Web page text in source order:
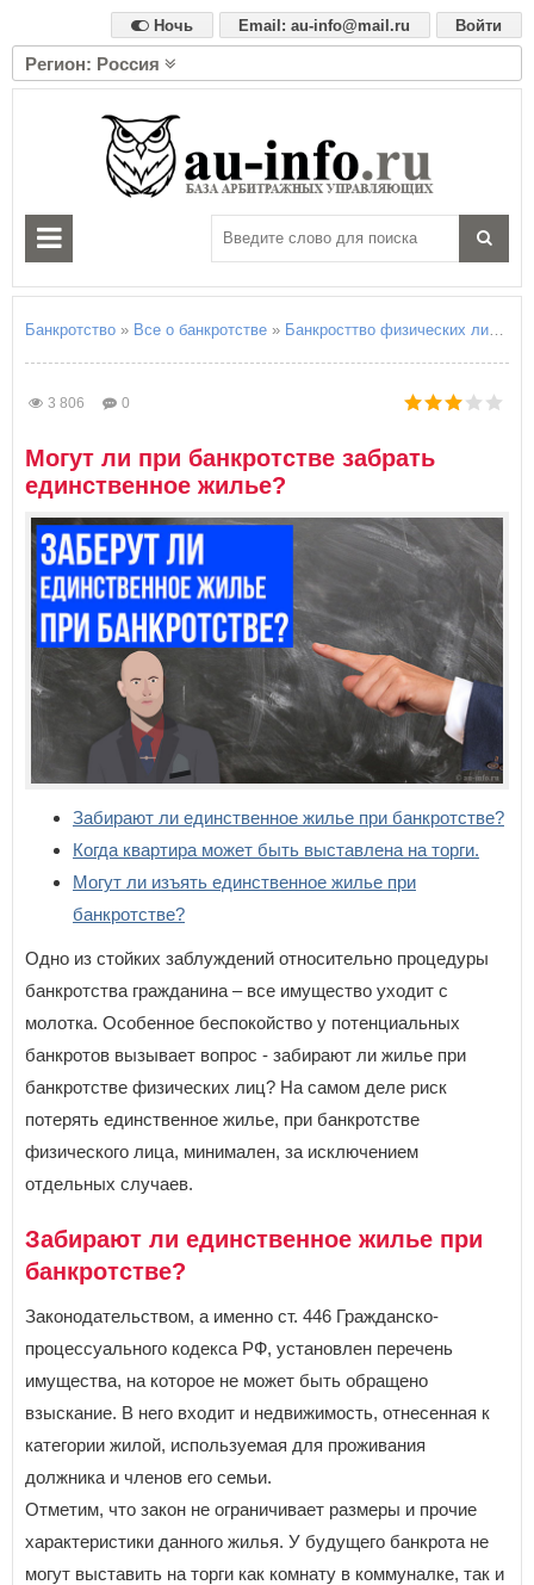
Войти
Email: au-info@mail.ru
Ночь
Регион: Россия
Алтайский край
Амурская область
Архангельская область
Астраханская область
Б
Белгородская область
В
Владимирская область
Вологодская область
Воронежская область
Е
Еврейская автономная область
З
Забайкальский край
И
Ивановская область
Иркутская область
К
Кабардино-Балкарская Республика
Калужская область
Камчатский край
Карачаево-Черкесская Республика
Кировская область
Краснодарский край
Красноярский край
Курганская область
Липецкая область
Магаданская область
Москва
Московская область
Мурманская область
Н
Ненецкий автономный округ
Нижегородская область
Новгородская область
О
Омская область
Оренбургская область
Банкротство » Все о банкротстве » Банкросттво физических лиц »
3 806 0
Могут ли при банкротстве забрать
единственное жилье?
Забирают ли единственное жилье при банкротстве?
Когда квартира может быть выставлена на торги.
Могут ли изъять единственное жилье при
банкротстве?
Одно из стойких заблуждений относительно процедуры
банкротства гражданина – все имущество уходит с
молотка. Особенное беспокойство у потенциальных
банкротов вызывает вопрос - забирают ли жилье при
банкротстве физических лиц? На самом деле риск
потерять единственное жилье, при банкротстве
физического лица, минимален, за исключением
отдельных случаев.
Забирают ли единственное жилье при
банкротстве?
Законодательством, а именно ст. 446 Гражданско-
процессуального кодекса РФ, установлен перечень
имущества, на которое не может быть обращено
взыскание. В него входит и недвижимость, отнесенная к
категории жилой, используемая для проживания
должника и членов его семьи.
Отметим, что закон не ограничивает размеры и прочие
характеристики данного жилья. У будущего банкрота не
могут выставить на торги как комнату в коммуналке, так и